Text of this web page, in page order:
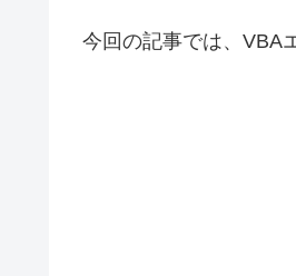
今回の記事では、VBA